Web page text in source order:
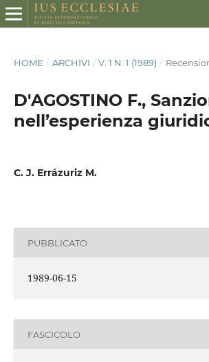
HOME / ARCHIVI / V. 1 N. 1 (1989) /
D'AGOSTINO F.,
nell’esperienza
C. J. Errázuriz M.
PUBBLICATO
1989-06-15
FASCICOLO